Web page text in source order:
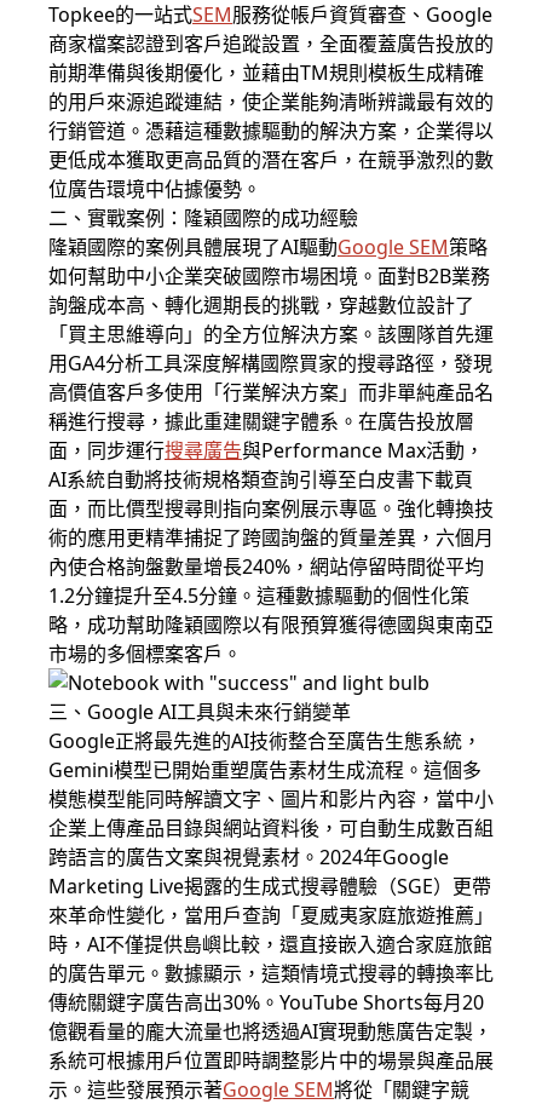
Topkee的一站式SEM服務從帳戶資質審查、Google
商家檔案認證到客戶追蹤設置，全面覆蓋廣告投放的
前期準備與後期優化，並藉由TM規則模板生成精確
的用戶來源追蹤連結，使企業能夠清晰辨識最有效的
行銷管道。憑藉這種數據驅動的解決方案，企業得以
更低成本獲取更高品質的潛在客戶，在競爭激烈的數
位廣告環境中佔據優勢。
二、實戰案例：隆穎國際的成功經驗
隆穎國際的案例具體展現了AI驅動Google SEM策略
如何幫助中小企業突破國際市場困境。面對B2B業務
詢盤成本高、轉化週期長的挑戰，穿越數位設計了
「買主思維導向」的全方位解決方案。該團隊首先運
用GA4分析工具深度解構國際買家的搜尋路徑，發現
高價值客戶多使用「行業解決方案」而非單純產品名
稱進行搜尋，據此重建關鍵字體系。在廣告投放層
面，同步運行搜尋廣告與Performance Max活動，
AI系統自動將技術規格類查詢引導至白皮書下載頁
面，而比價型搜尋則指向案例展示專區。強化轉換技
術的應用更精準捕捉了跨國詢盤的質量差異，六個月
內使合格詢盤數量增長240%，網站停留時間從平均
1.2分鐘提升至4.5分鐘。這種數據驅動的個性化策
略，成功幫助隆穎國際以有限預算獲得德國與東南亞
市場的多個標案客戶。
三、Google AI工具與未來行銷變革
Google正將最先進的AI技術整合至廣告生態系統，
Gemini模型已開始重塑廣告素材生成流程。這個多
模態模型能同時解讀文字、圖片和影片內容，當中小
企業上傳產品目錄與網站資料後，可自動生成數百組
跨語言的廣告文案與視覺素材。2024年Google
Marketing Live揭露的生成式搜尋體驗（SGE）更帶
來革命性變化，當用戶查詢「夏威夷家庭旅遊推薦」
時，AI不僅提供島嶼比較，還直接嵌入適合家庭旅館
的廣告單元。數據顯示，這類情境式搜尋的轉換率比
傳統關鍵字廣告高出30%。YouTube Shorts每月20
億觀看量的龐大流量也將透過AI實現動態廣告定製，
系統可根據用戶位置即時調整影片中的場景與產品展
示。這些發展預示著Google SEM將從「關鍵字競